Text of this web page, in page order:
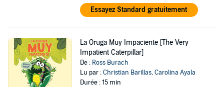
Essayez Standard gratuitement
La Oruga Muy Impaciente [The Very
Impatient Caterpillar]
De : Ross Burach
Lu par :Christian Barillas,Carolina Ayala
Durée : 15 min